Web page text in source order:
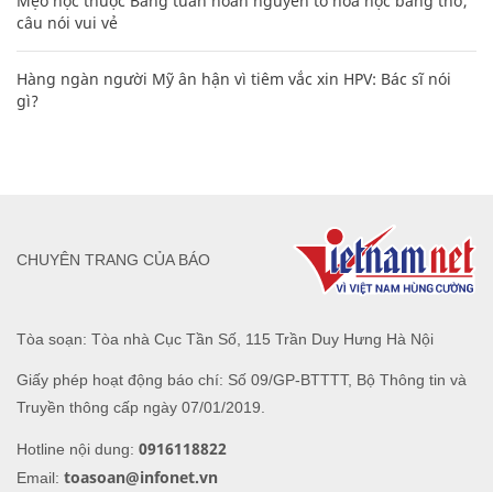
câu nói vui vẻ
Hàng ngàn người Mỹ ân hận vì tiêm vắc xin HPV: Bác sĩ nói
gì?
Tòa soạn: Tòa nhà Cục Tần Số, 115 Trần Duy Hưng Hà Nội
Giấy phép hoạt động báo chí: Số 09/GP-BTTTT, Bộ Thông tin và
Truyền thông cấp ngày 07/01/2019.
Hotline nội dung: 0916118822
Email: toasoan@infonet.vn
CHUYÊN TRANG CỦA BÁO